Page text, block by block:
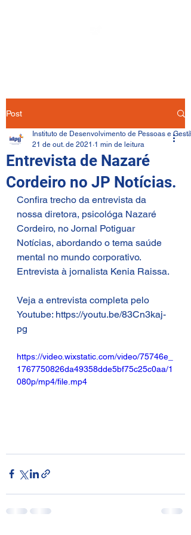
Post
Entrevista de Nazaré
Cordeiro no JP Notícias.
Instituto de Desenvolvimento de Pessoas e
21 de out. de 2021 1 min de leitura
Confira trecho da entrevista da
nossa diretora, psicológa Nazaré
Cordeiro, no Jornal Potiguar
Notícias, abordando o tema saúde
mental no mundo corporativo.
Entrevista à jornalista Kenia Raissa.
Veja a entrevista completa pelo
Youtube: https://youtu.be/83Cn3kaj-
pg
https://video.wixstatic.com/video/75746e_
1767750826da49358dde5bf75c25c0aa/1
080p/mp4/file.mp4